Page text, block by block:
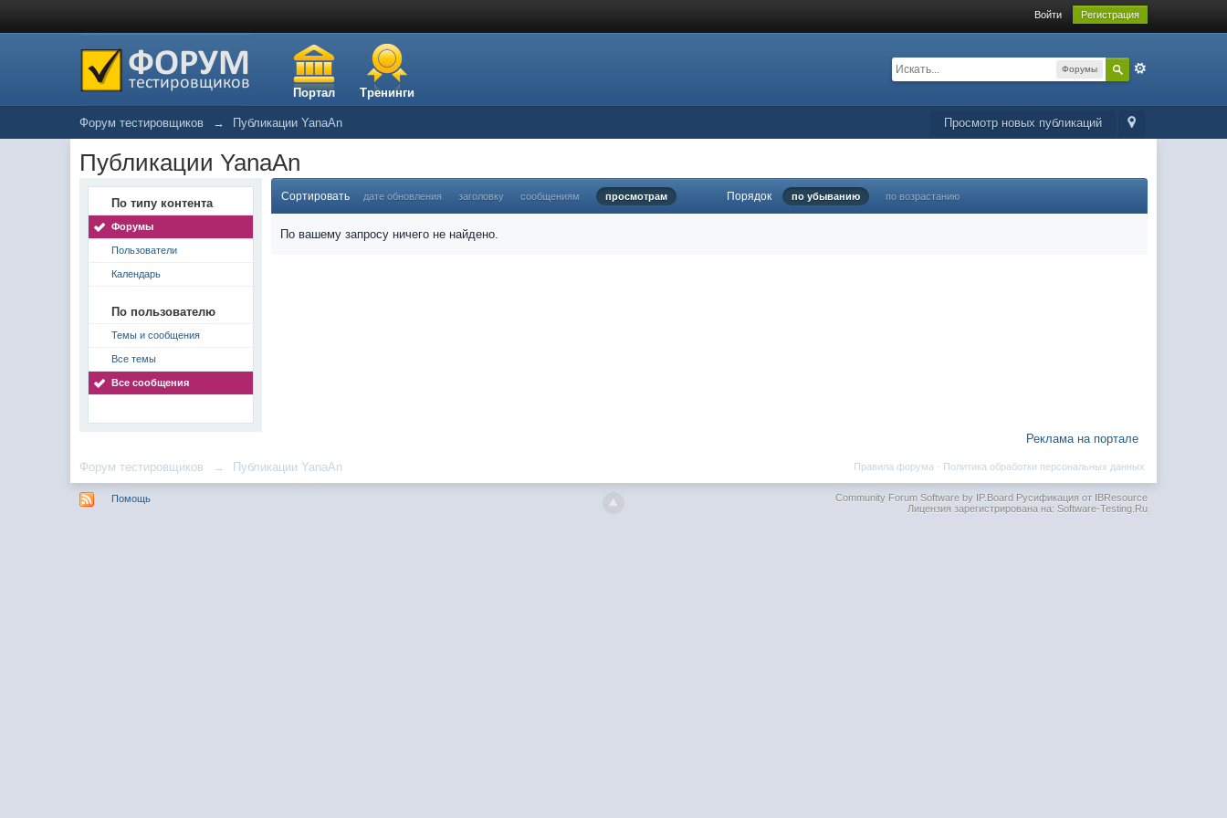
Войти Регистрация
Портал Тренинги
Форумы
Просмотр новых публикаций
Форум тестировщиков → Публикации YanaAn
Публикации YanaAn
По типу контента
Форумы
Пользователи
Календарь
По пользователю
Темы и сообщения
Все темы
Все сообщения
Сортировать дате обновления заголовку сообщениям просмотрам Порядок по убыванию по возрастанию
По вашему запросу ничего не найдено.
Реклама на портале
Форум тестировщиков → Публикации YanaAn Политика обработки персональных данных
Правила форума ·
Помощь Community Forum Software by IP.BoardРусификация от IBResource
Лицензия зарегистрирована на: Software-Testing.Ru